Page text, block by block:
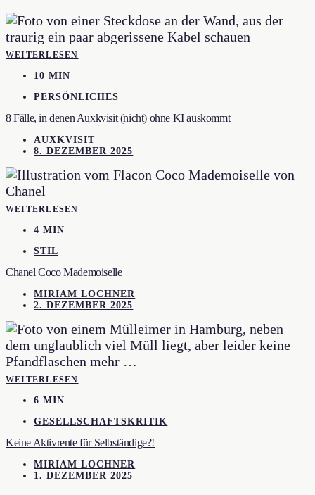
WEITERLESEN
10 MIN
PERSÖNLICHES
8 Fälle, in denen Auxkvisit (nicht) ohne KI auskommt
AUXKVISIT
8. DEZEMBER 2025
WEITERLESEN
4 MIN
STIL
Chanel Coco Mademoiselle
MIRIAM LOCHNER
2. DEZEMBER 2025
WEITERLESEN
6 MIN
GESELLSCHAFTSKRITIK
Keine Aktivrente für Selbständige?!
MIRIAM LOCHNER
1. DEZEMBER 2025